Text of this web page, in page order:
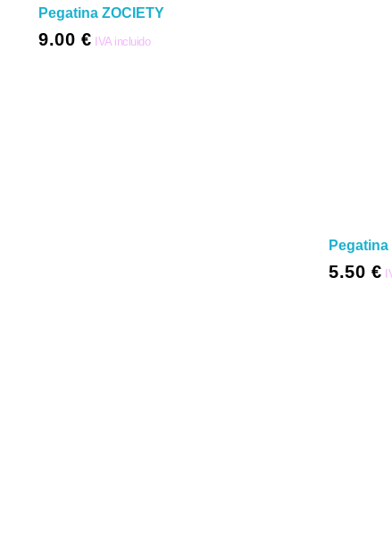
Pegatina ZOCIETY
9.00 € IVA incluido
5.50€